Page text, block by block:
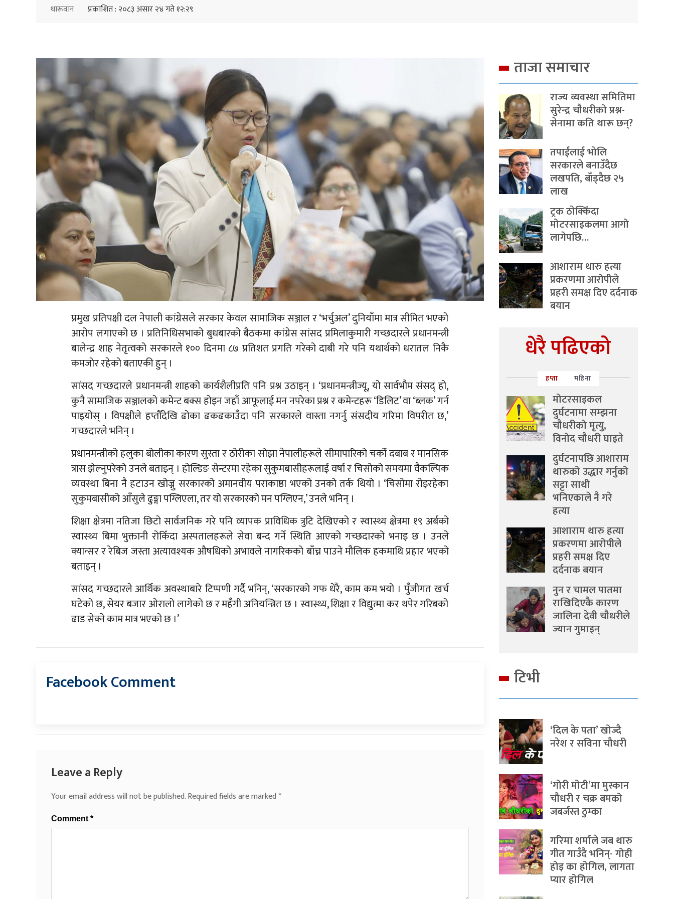
थारूवान प्रकाशित : २०८३ असार २४ गते १२:२९
प्रमुख प्रतिपक्षी दल नेपाली कांग्रेसले सरकार केवल सामाजिक सञ्जाल र ‘भर्चुअल’ दुनियाँमा मात्र सीमित भएको
आरोप लगाएको छ । प्रतिनिधिसभाको बुधबारको बैठकमा कांग्रेस सांसद प्रमिलाकुमारी गच्छदारले प्रधानमन्त्री
बालेन्द्र शाह नेतृत्वको सरकारले १०० दिनमा ८७ प्रतिशत प्रगति गरेको दाबी गरे पनि यथार्थको धरातल निकै
कमजोर रहेको बताएकी हुन् ।
सांसद गच्छदारले प्रधानमन्त्री शाहको कार्यशैलीप्रति पनि प्रश्न उठाइन् । ‘प्रधानमन्त्रीज्यू, यो सार्वभौम संसद् हो,
कुनै सामाजिक सञ्जालको कमेन्ट बक्स होइन जहाँ आफूलाई मन नपरेका प्रश्न र कमेन्टहरू ‘डिलिट’ वा ‘ब्लक’ गर्न
पाइयोस् । विपक्षीले हप्तौँदेखि ढोका ढकढकाउँदा पनि सरकारले वास्ता नगर्नु संसदीय गरिमा विपरीत छ,’
गच्छदारले भनिन् ।
प्रधानमन्त्रीको हलुका बोलीका कारण सुस्ता र ठोरीका सोझा नेपालीहरूले सीमापारिको चर्को दबाब र मानसिक
त्रास झेल्नुपरेको उनले बताइन् । होल्डिङ सेन्टरमा रहेका सुकुमबासीहरूलाई वर्षा र चिसोको समयमा वैकल्पिक
व्यवस्था बिना नै हटाउन खोज्नु सरकारको अमानवीय पराकाष्ठा भएको उनको तर्क थियो । ‘चिसोमा रोइरहेका
सुकुमबासीको आँसुले ढुङ्गा पग्लिएला, तर यो सरकारको मन पग्लिएन,’ उनले भनिन् ।
शिक्षा क्षेत्रमा नतिजा छिटो सार्वजनिक गरे पनि व्यापक प्राविधिक त्रुटि देखिएको र स्वास्थ्य क्षेत्रमा १९ अर्बको
स्वास्थ्य बिमा भुक्तानी रोकिँदा अस्पतालहरूले सेवा बन्द गर्ने स्थिति आएको गच्छदारको भनाइ छ । उनले
क्यान्सर र रेबिज जस्ता अत्यावश्यक औषधिको अभावले नागरिकको बाँच्न पाउने मौलिक हकमाथि प्रहार भएको
बताइन् ।
सांसद गच्छदारले आर्थिक अवस्थाबारे टिप्पणी गर्दै भनिन्, ‘सरकारको गफ धेरै, काम कम भयो । पुँजीगत खर्च
घटेको छ, सेयर बजार ओरालो लागेको छ र महँगी अनियन्त्रित छ । स्वास्थ्य, शिक्षा र विद्युत्मा कर थपेर गरिबको
ढाड सेक्ने काम मात्र भएको छ ।’
Facebook Comment
Leave a Reply
Your email address will not be published.Required fields are marked*
Comment *
ताजा समाचार
राज्य व्यवस्था समितिमा
सुरेन्द्र चौधरीको प्रश्न-
सेनामा कति थारू छन्?
तपाईंलाई भोलि
सरकारले बनाउँदैछ
लखपति, बाँड्दैछ २५
लाख
ट्रक ठोक्किँदा
मोटरसाइकलमा आगो
लागेपछि…
आशाराम थारु हत्या
प्रकरणमा आरोपीले
प्रहरी समक्ष दिए दर्दनाक
बयान
धेरै पढिएको
हप्ता महिना
मोटरसाइकल
दुर्घटनामा सम्झना
चौधरीको मृत्यु,
विनोद चौधरी घाइते
दुर्घटनापछि आशाराम
थारुको उद्धार गर्नुको
सट्टा साथी
भनिएकाले नै गरे
हत्या
आशाराम थारु हत्या
प्रकरणमा आरोपीले
प्रहरी समक्ष दिए
दर्दनाक बयान
नुन र चामल पातमा
राखिदिएकै कारण
जालिना देवी चौधरीले
ज्यान गुमाइन्
टिभी
‘दिल के पता’ खोज्दै
नरेश र सविना चौधरी
‘गोरी मोटी’मा मुस्कान
चौधरी र चक्र बमको
जबर्जस्त ठुम्का
गरिमा शर्माले जब थारु
गीत गाउँदै भनिन्- गोही
होइ का होगिल, लागता
प्यार होगिल